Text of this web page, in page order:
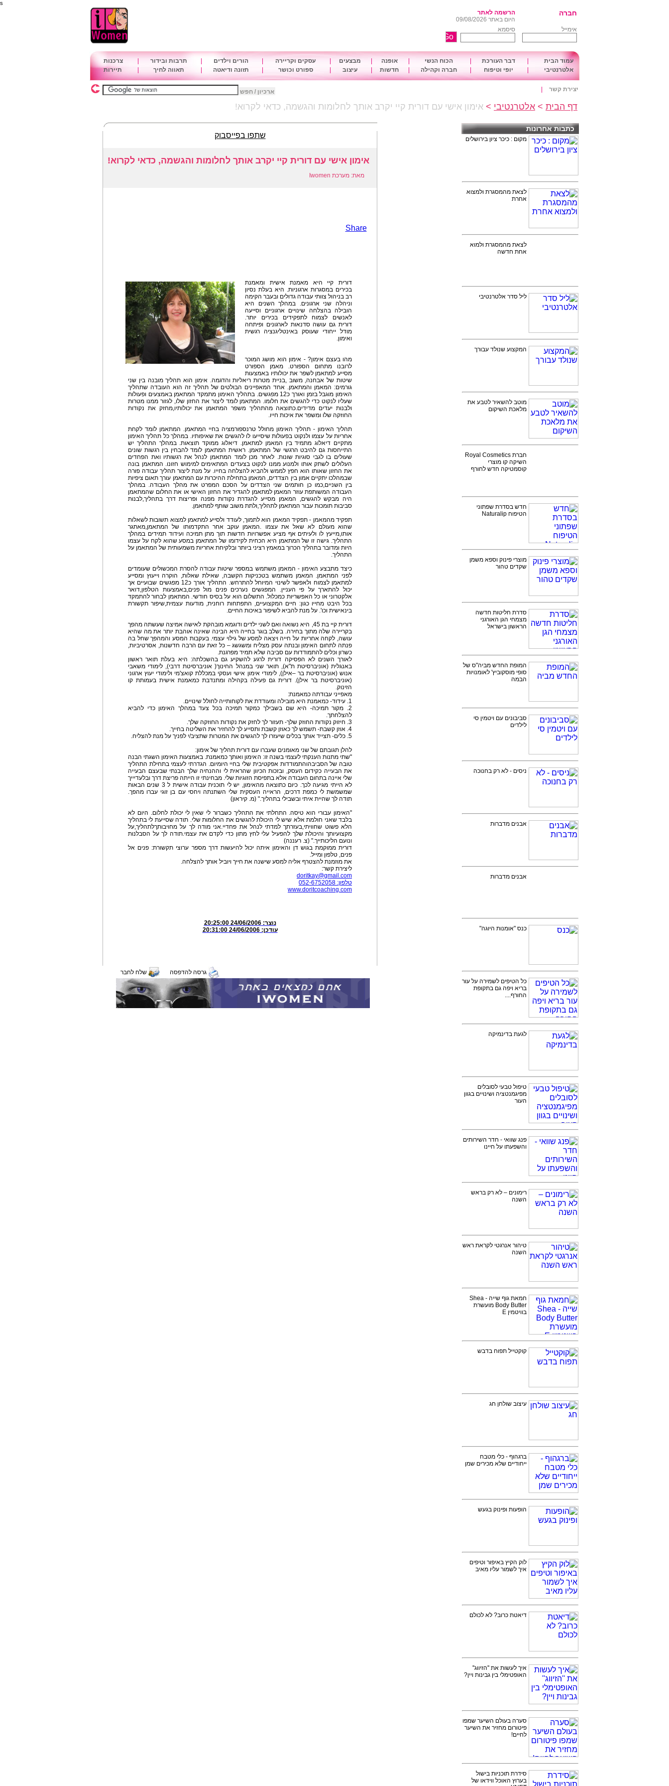
s
חברה
הרשמה לאתר
היום באתר 09/08/2026
אימייל
סיסמא
עמוד הבית דבר העורכת הכוח הנשי אופנה מבצעים עסקים וקריירה הורים וילדים תרבות ובידור
צרכנות
אלטרנטיבי
יופי וטיפוח חברה וקהילה חדשות עיצוב ספורט וכושר תזונה ודיאטה תאווה לחיך תיירות
יצירת קשר ארכיון / חפש
דף הבית > אלטרנטיבי > אימון אישי עם דורית קיי יקרב אותך לחלומות והגשמה, כדאי לקרוא!
כתבות אחרונות
מקום : כיכר ציון בירושלים
לצאת מהמסגרת ולמצוא
אחרת
לצאת מהמסגרת ולמוא
אחת חדשה
ליל סדר אלטרנטיבי
המקצוע שנולד עבורך
מוטב להשאיר לטבע את
מלאכת השיקום
חברת Royal Cosmetics
השיקה קו מוצרי
קוסמטיקה חדש לחורף
חדש בסדרת שפתוני
הטיפוח Naturalip
מוצרי פינוק וספא משמן
שקדים טהור
סדרת חליטות חדשה
מצמחי הגן האורגני
הראשון בישראל
המופת החדש מביה"ס של
סופי מוסקוביץ' לאומנויות
הבמה
סביבונים עם ויטמין סי
לילדים
ניסים - לא רק בחנוכה
אבנים מדברות
אבנים מדברות
כנס "אומנות היוגה"
כל הטיפים לשמירה על עור
בריא ויפה גם בתקופת
החורף....
לגעת בדינמיקה
טיפול טבעי לסובלים
מפיגמנטציה ושינויים בגוון
העור
פנג שוואי - חדר השירותים
והשפעתו על חיינו
רימונים – לא רק בראש
השנה
טיהור אנרגטי לקראת ראש
השנה
חמאת גוף שייה - Shea
Body Butter מועשרת
בוויטמין E
קוקטייל תפוח בדבש
עיצוב שולחן חג
ברגהוף - כלי מטבח
ייחודיים שלא מכירים שמן
הופעות ופינוק בגעש
לוק הקיץ באיפור וטיפים
איך לשמור עליו מאיב
דיאטת כרוב? לא לכולם
איך לעשות את ''הזיווג''
האופטימלי בין גבינות ויין?
סערה בעולם השיער שמפו
פיטורום מחזיר את השיער
לחיים!
סידרת תוכניות בישול
בערוץ האוכל ווידאו של
שתפו בפייסבוק
אימון אישי עם דורית קיי יקרב אותך לחלומות והגשמה, כדאי לקרוא!
מאת: מערכת Iwomen
Share
דורית קיי היא מאמנת אישית ומאמנת
בכירים במסגרות ארגוניות. היא בעלת נסיון
רב בניהול צוותי עבודה גדולים ובעבר הקימה
וניהלה שני ארגונים. במהלך השנים היא
הובילה בהצלחה שינויים ארגוניים וסייעה
לאנשים לצמוח לתפקידים בכירים יותר.
דורית גם עושה סדנאות לארגונים ופיתחה
מודל ייחודי שעוסק באינטליגנציה רגשית
ואימון.
מהו בעצם אימון? - אימון הוא מושג המוכר
לרובנו מתחום הספורט. מאמן הספורט
מסייע למתאמן לשפר את יכולותיו באמצעות
שיטות של אבחנה, משוב ,בניית מטרות ריאליות והדגמה. אימון הוא תהליך מובנה בין שני
גורמים: המאמן והמתאמן. אחד המאפיינים הבולטים של תהליך זה הוא העובדה שתהליך
האימון מוגבל בזמן ואורך כ12 מפגשים. בתהליך האימון מתמקד המתאמן באמצעים ופעולות
שעליו לנקוט כדי להגשים את חלומו. המתאמן לומד ליצור את החזון שלו, לגזור ממנו מטרות
ולבנות יעדים מדידים.כתוצאה מהתהליך משפר המתאמן את יכולותיו,מחזק את נקודות
החוזקה שלו ומשפר את איכות חייו.
תהליך האימון - תהליך האימון מחולל טרנספורמציה בחיי המתאמן. המתאמן לומד לקחת
אחריות על עצמו ולנקוט בפעולות שיסייעו לו להגשים את שאיפותיו. במהלך כל תהליך האימון
מתקיים דיאלוג מתמיד בין המאמן למתאמן. דיאלוג ממוקד תוצאות. במהלך התהליך יש
התייחסות גם להיבט הרגשי של המתאמן. ראשית המתאמן לומד להבחין בין רגשות שונים
שעולים בו לגבי סוגיות שונות. לאחר מכן לומד המתאמן לנהל את רגשותיו ואת הפחדים
העלולים לשתק אותו ולמנוע ממנו לנקוט בצעדים המתאימים למימוש חזונו. המתאמן בונה
את החזון שאותו הוא חפץ לממש ולהביא להצלחה בחייו. על מנת ליצור תהליך עבודה פורה
שבמהלכו יתקיים אמון בין הצדדים, המאמן בתחילת ההיכרות עם המתאמן עורך תאום ציפיות
בין השניים,כמו כן חותמים שני הצדדים על הסכם המפרט את מהלך העבודה. במהלך
העבודה המשותפת עוזר המאמן למתאמן להגדיר את החזון האישי או את החלום שהמתאמן
היה מבקש להגשים, המאמן מסייע להגדרת נקודות מפנה ופריצות דרך בתהליך,לבנות
סביבות תומכות עבור המתאמן לתהליך,ולתת משוב שותף למתאמן.
תפקיד מהמאמן - תפקיד המאמן הוא לתמוך, לעודד ולסייע למתאמן למצוא תשובות לשאלות
שהוא מעולם לא שאל את עצמו .המאמן עוקב אחר התקדמותו של המתאמן,מאתגר
אותו,מייעץ לו ולעיתים אף מציע אפשרויות חדשות תוך מתן תמיכה ועידוד תמידים במהלך
התהליך. גישה זו של המתאמן היא הכחית לקידומו של המתאמן במסע שהוא לקח על עצמו
היות ומדובר בתהליך הכרוך במאמץ רציני ביותר ובלקיחת אחריות משמעותית של המתאמן על
התהליך.
כיצד מתבצע האימון - המאמן משתמש במספר שיטות עבודה להסרת המכשולים שעומדים
לפני המתאמן. המאמן משתמש בטכניקות הקשבה, שאילת שאלות, הוקרה וייעוץ ומסייע
למתאמן לצמוח ולאפשר לשינוי המיוחל להתרחש. התהליך אורך כ12 מפגשים שבועיים אך
יכול להתארך על פי העניין. המפגשים נערכים פנים מול פנים,באמצעות הטלפון,דואר
אלקטרוני או כל האפשריות כמכלול. התשלום הוא על בסיס חודשי. המתאמן לבחור להתמקד
בכל היבט מחייו כגון: חיים המקצועיים, התפתחות רוחנית, מודעות עצמית,שיפור תקשורת
בינאישית וכו'. על מנת להביא לשיפור באיכות החיים.
דורית קיי בת 45, היא נשואה ואם לשני ילדים ודוגמא מובהקת לאישה אמיצה שעשתה מהפך
בקריירה שלה מתוך בחירה. בשלב בוגר בחייה היא הבינה שאינה אוהבת יותר את מה שהיא
עושה, לקחה אחריות על חייה ויצאה למסע של גילוי עצמי. בעקבות המסע והמהפך שחל בה
פנתה לתחום האימון ובנתה עסק מצליח ומשגשג – כל זאת עם הרבה חדשנות, אסרטיביות,
כשרון וכלים להתמודדות עם סביבה שלא תמיד מפרגנת.
לאורך השנים לא הפסיקה דורית לרגע להשקיע גם בהשכלתה: היא בעלת תואר ראשון
באנגלית (אוניברסיטת ת"א), תואר שני במנהל החינוך( אוניברסיטת דרבי), לימודי משאבי
אנוש (אוניברסיטת בר –אילן), לימודי אימון אישי ועסקי במכללת קואצ'מי ולימודי יעוץ ארגוני
(אוניברסיטת בר אילן). דורית גם פעילה בקהילה ומתנדבת כמאמנת אישית בעמותת קו
הזינוק.
מאפייני עבודתה כמאמנת:
1. עידוד- כמאמנת היא מובילה ומעודדת את לקוחותייה לחולל שינויים.
2. מקור תמיכה- היא שם בשבילך כמקור תמיכה בכל צעד במהלך האימון כדי להביא
להצלחתך.
3. חיזוק נקודות החוזק שלך- תעזור לך לחזק את נקודות החוזקה שלך.
4. אוזן קשבת- תשמש לך כאוזן קשבת ותסייע לך להחזיר את השליטה בחייך.
5. כלים- תצייד אותך בכלים שיעזרו לך להגשים את המטרות שתציב/י לפניך על מנת להצליח.
להלן תגובתם של שני מאומנים שעברו עם דורית תהליך של אימון:
"שתי מתנות הענקתי לעצמי בשנה זו: האימון ואותך כמאמנת. באמצעות האימון השגתי הבנה
טובה של הסביבהוהתמודדות אפקטיבית שלי בחיי היומיום. הגדרתי לעצמי בתחילת התהליך
את הבעייה כקידום העסק, ובזכות הכיוון שהראית לי וההנחיה שלך הבנתי שבעצם הבעייה
שלי איינה בתחום העבודה אלא בתפיסת הזוגיות שלי. מבחינתי זו הייתה פריצת דרך ובלעדיייך
לא הייתי מגיעה לכך. כיום כתוצאה מהאימון, יש לי תוכנית עבודה אישית ל 3 שנים הבאות
שמשמשת לי כמפת דרכים, הראייה העסקית שלי השתנתה ויחסי עם בן זוגי עברו מהפך.
תודה לך שהיית איתי ובשבילי בתהליך." (מ. קיראון)
"האימון עבורי הוא טיסה. התחלתי את התהליך כשברור לי שאין לי יכולת לחלום. היום לא
בלבד שאני חולמת אלא שיש לי היכולת להגשים את החלומות שלי. תודה שסייעת לי בתהליך
הלא פשוט שחוויתי,בעזרתך למדתי לנהל את פחדיי.אני מודה לך על מחויבותךלתהליך,על
מקצועיותך והיכולת שלך להפעיל עלי לחץ מתון כדי לקדם את עצמי.תודה לך על הסבלנות
ונועם הליכותייך." (צ. רעננה)
דורית ממוקמת בגוש דן והאימון איתה יכול להיעשות דרך מספר ערוצי תקשורת: פנים אל
פנים, טלפון ומייל.
את מוזמנת להצטרף אליה למסע שישנה את חייך ויוביל אותך להצלחה.
ליצירת קשר:
doritkay@gmail.com
טלפון: 052-6752058
www.doritcoaching.com
נוצר:24/06/2006 20:25:00
עודכן:24/06/2006 20:31:00
גרסה להדפסה שלח לחבר